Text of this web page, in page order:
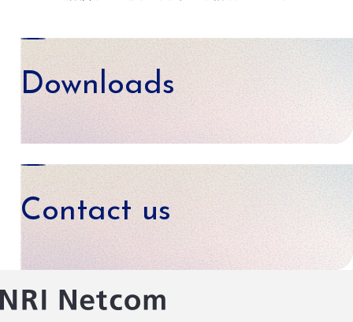
Downloads
Contact us